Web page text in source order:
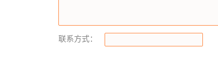
联系方式：